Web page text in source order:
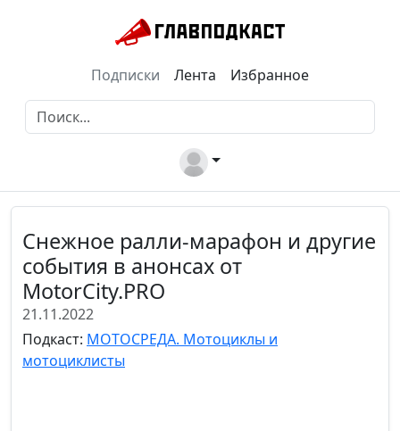
Подписки Лента Избранное
Снежное ралли-марафон и другие
события в анонсах от
MotorCity.PRO
21.11.2022
Подкаст: МОТОСРЕДА. Мотоциклы и
мотоциклисты